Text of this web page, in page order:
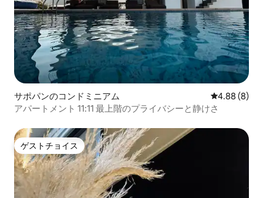
サポパンのコンドミニアム レビュー8件
4.88 (8)
アパートメント 11:11 最上階のプライバシーと静けさ
ゲストチョイス
ゲストチョイス